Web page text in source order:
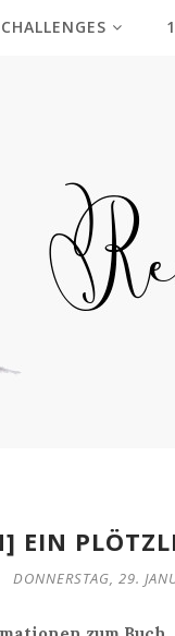
CHALLENGES
EIN
DONNERSTAG, 29.